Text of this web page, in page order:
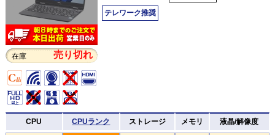
在庫 売り切れ
テレワーク推奨
CPU CPUランク ストレージ メモリ 液晶/解像度